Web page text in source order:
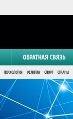
ОБРАТНАЯ СВЯЗЬ
ПСИХОЛОГИЯ РЕЛИГИЯ СПОРТ СТРАНЫ